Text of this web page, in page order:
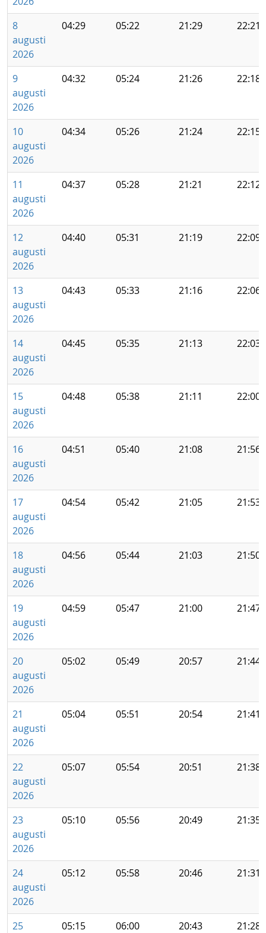
8
augusti
2026
04:29 05:22 21:29 22:21
9
augusti
2026
04:32 05:24 21:26 22:18
10
augusti
2026
04:34 05:26 21:24 22:15
11
augusti
2026
04:37 05:28 21:21 22:12
12
augusti
2026
04:40 05:31 21:19 22:09
13
augusti
2026
04:43 05:33 21:16 22:06
14
augusti
2026
04:45 05:35 21:13 22:03
15
augusti
2026
04:48 05:38 21:11 22:00
16
augusti
2026
04:51 05:40 21:08 21:56
17
augusti
2026
04:54 05:42 21:05 21:53
18
augusti
2026
04:56 05:44 21:03 21:50
19
augusti
2026
04:59 05:47 21:00 21:47
20
augusti
2026
05:02 05:49 20:57 21:44
21
augusti
2026
05:04 05:51 20:54 21:41
22
augusti
2026
05:07 05:54 20:51 21:38
23
augusti
2026
05:10 05:56 20:49 21:35
24
augusti
2026
05:12 05:58 20:46 21:31
25
05:15 06:00 20:43 21:28